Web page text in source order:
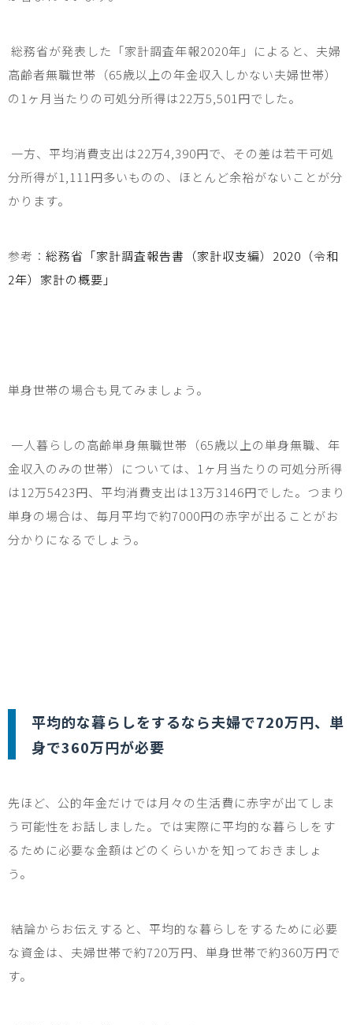
総務省が発表した「家計調査年報2020年」によると、夫婦
高齢者無職世帯（65歳以上の年金収入しかない夫婦世帯）
の 1 ヶ月当たりの可処分所得は22万5,501 円でした。
一方、平均消費支出は22万4,390円で、その差は若干可処
分所得が1,111 円多いものの、ほとんど余裕がないことが分
かります。
参考： 総務省「家計調査報告書（家計収支編）2020（令和
2年）家計の概要」
単身世帯の場合も見てみましょう。
一人暮らしの高齢単身無職世帯（65歳以上の単身無職、年
金収入のみの世帯）については、 1 ヶ月当たりの可処分所得
は12万5423円、平均消費支出は13万3146円でした。つまり
単身の場合は、毎月平均で約7000円の赤字が出ることがお
分かりになるでしょう。
平均的な暮らしをするなら夫婦で720万円、単
身で360万円が必要
先ほど、公的年金だけでは月々の生活費に赤字が出てしま
う可能性をお話しました。では実際に平均的な暮らしをす
るために必要な金額はどのくらいかを知っておきましょ
う。
結論からお伝えすると、平均的な暮らしをするために必要
な資金は、夫婦世帯で約720万円、単身世帯で約360万円で
す。